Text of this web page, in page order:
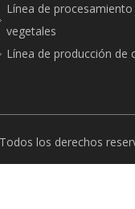
Línea de procesamiento
vegetales
Línea de producción de
los derechos